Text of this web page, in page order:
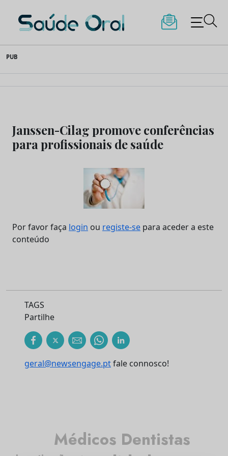
to
content
Saúde Oral
PUB
Janssen-Cilag promove conferências
para profissionais de saúde
Por favor faça login ou registe-se para aceder a este
conteúdo
TAGS
Partilhe
geral@newsengage.ptfale connosco!
Médicos Dentistas